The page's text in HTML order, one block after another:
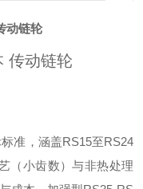
动链轮
准，涵盖RS15至RS24
（小齿数）与非热处理